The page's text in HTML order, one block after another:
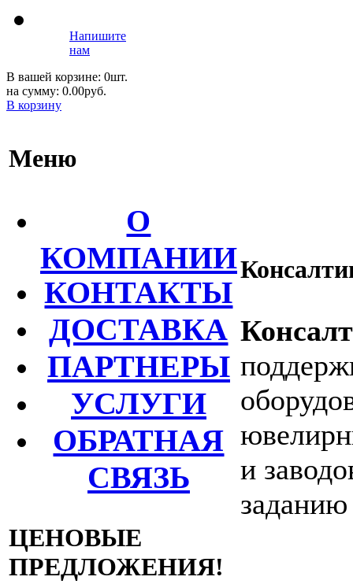
Напишите
нам
В вашей корзине: 0шт.
на сумму: 0.00руб.
В корзину
Меню
О
КОМПАНИИ
КОНТАКТЫ
ДОСТАВКА
ПАРТНЕРЫ
УСЛУГИ
ОБРАТНАЯ
СВЯЗЬ
ЦЕНОВЫЕ
ПРЕДЛОЖЕНИЯ!
и
заданию